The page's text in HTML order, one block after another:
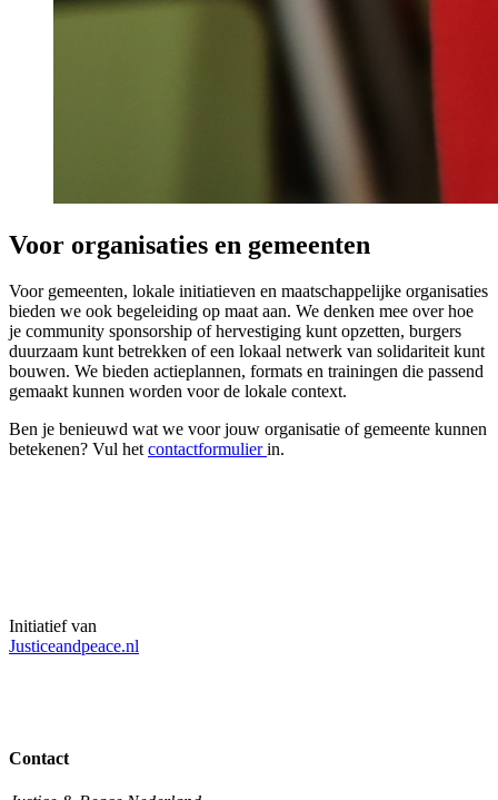
Voor organisaties en gemeenten
Voor gemeenten, lokale initiatieven en maatschappelijke organisaties
bieden we ook begeleiding op maat aan. We denken mee over hoe
je community sponsorship of hervestiging kunt opzetten, burgers
duurzaam kunt betrekken of een lokaal netwerk van solidariteit kunt
bouwen. We bieden actieplannen, formats en trainingen die passend
gemaakt kunnen worden voor de lokale context.
Ben je benieuwd wat we voor jouw organisatie of gemeente kunnen
betekenen? Vul hetcontactformulierin.
Initiatief van
Justiceandpeace.nl
Contact